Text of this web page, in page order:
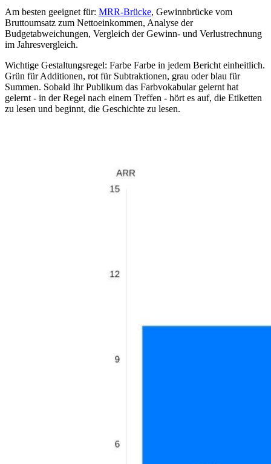
Am besten geeignet für: MRR-Brücke, Gewinnbrücke vom
Bruttoumsatz zum Nettoeinkommen, Analyse der
Budgetabweichungen, Vergleich der Gewinn- und Verlustrechnung
im Jahresvergleich.
Wichtige Gestaltungsregel: Farbe Farbe in jedem Bericht einheitlich.
Grün für Additionen, rot für Subtraktionen, grau oder blau für
Summen. Sobald Ihr Publikum das Farbvokabular gelernt hat
gelernt - in der Regel nach einem Treffen - hört es auf, die Etiketten
zu lesen und beginnt, die Geschichte zu lesen.